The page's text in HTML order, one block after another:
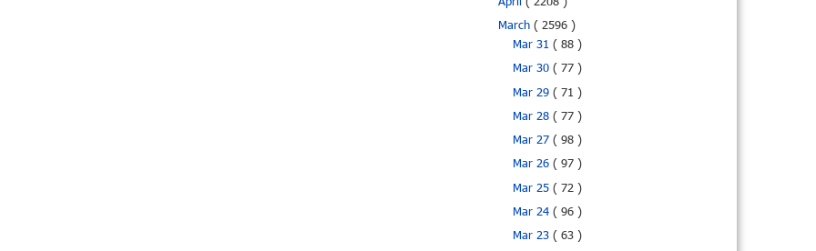
March( 2596 )
Mar 31 ( 88 )
Mar 30 ( 77 )
Mar 29 ( 71 )
Mar 28 ( 77 )
Mar 27 ( 98 )
Mar 26 ( 97 )
Mar 25 ( 72 )
Mar 24 ( 96 )
Mar 23 ( 63 )